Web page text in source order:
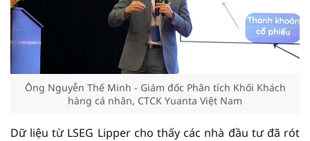
Ông Nguyễn Thế Minh - Giám đốc Phân tích Khối Khách
hàng cá nhân, CTCK Yuanta Việt Nam
Dữ liệu từ LSEG Lipper cho thấy các nhà đầu tư đã rót